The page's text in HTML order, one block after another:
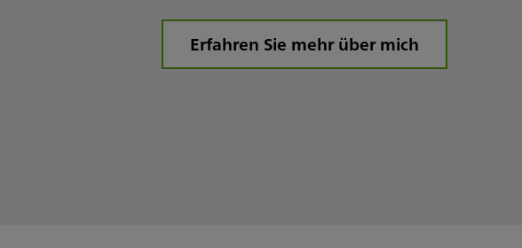
Erfahren Sie mehr über mich